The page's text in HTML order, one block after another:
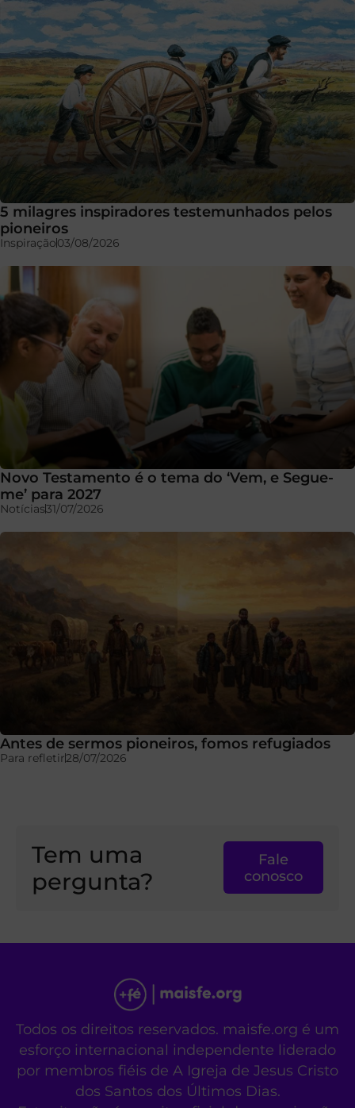
5 milagres inspiradores testemunhados pelos
pioneiros
Inspiração03/08/2026
Novo Testamento é o tema do ‘Vem, e Segue-
me’ para 2027
Notícias31/07/2026
Antes de sermos pioneiros, fomos refugiados
Para refletir28/07/2026
Tem uma
pergunta?
Fale
conosco
Todos os direitos reservados. maisfe.org é um
esforço internacional independente liderado
por membros fiéis de A Igreja de Jesus Cristo
dos Santos dos Últimos Dias.